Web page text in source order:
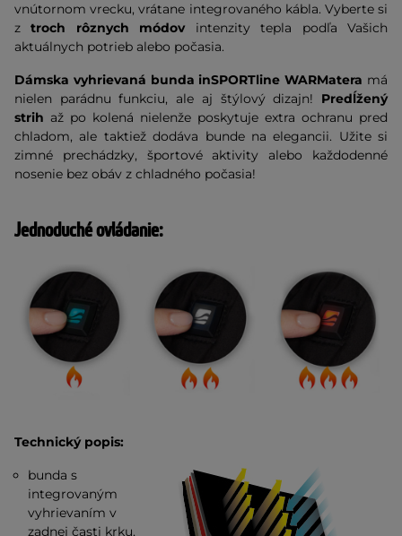
vnútornom vrecku, vrátane integrovaného kábla. Vyberte si
ztroch rôznych módovintenzity tepla podľa Vašich
aktuálnych potrieb alebo počasia.
Dámska vyhrievaná bunda inSPORTline WARMatera má
nielen parádnu funkciu, ale aj štýlový dizajn! Predĺžený
strih až po kolená nielenže poskytuje extra ochranu pred
chladom, ale taktiež dodáva bunde na elegancii. Užite si
zimné prechádzky, športové aktivity alebo každodenné
nosenie bez obáv z chladného počasia!
Jednoduché ovládanie:
Technický popis:
bunda s
integrovaným
vyhrievaním v
zadnej časti krku,